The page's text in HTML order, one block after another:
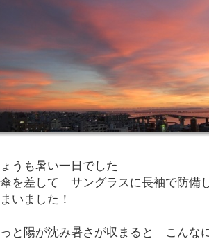
うも暑い一日でした
傘を差して サングラスに長袖で防
いました！
と陽が沈み暑さが収まると こんな